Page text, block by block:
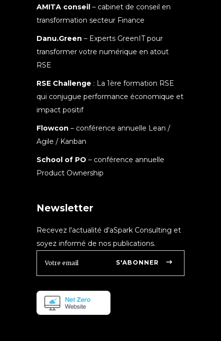
AMITA conseil – cabinet de conseil en
transformation secteur Finance
Danu.Green – Experts GreenIT pour
transformer votre numérique en atout
RSE
RSE Challenge : La 1ère formation RSE
qui conjugue performance économique et
impact positif
Flowcon – conférence annuelle Lean /
Agile / Kanban
School of PO – conférence annuelle
Product Ownership
Newsletter
Recevez l'actualité d'aSpark Consulting et
soyez informé de nos publications.
S'ABONNER